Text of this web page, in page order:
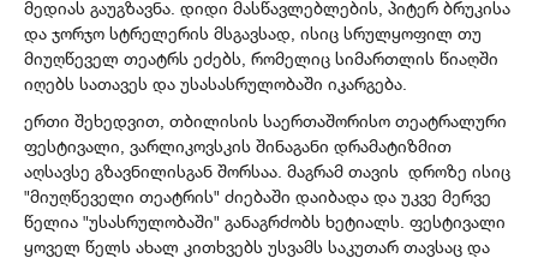
მედიას გაუგზავნა. დიდი მასწავლებლების, პიტერ ბრუკისა
და ჯორჯო სტრელერის მსგავსად, ისიც სრულყოფილ თუ
მიუღწეველ თეატრს ეძებს, რომელიც სიმართლის წიაღში
იღებს სათავეს და უსასასრულობაში იკარგება.
ერთი შეხედვით, თბილისის საერთაშორისო თეატრალური
ფესტივალი, ვარლიკოვსკის შინაგანი დრამატიზმით
აღსავსე გზავნილისგან შორსაა. მაგრამ თავის დროზე ისიც
"მიუღწეველი თეატრის" ძიებაში დაიბადა და უკვე მერვე
წელია "უსასრულობაში" განაგრძობს ხეტიალს. ფესტივალი
ყოველ წელს ახალ კითხვებს უსვამს საკუთარ თავსაც და